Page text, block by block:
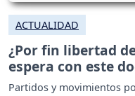
ACTUALIDAD
¿Por fin libertad
espera con este
Partidos y movimientos